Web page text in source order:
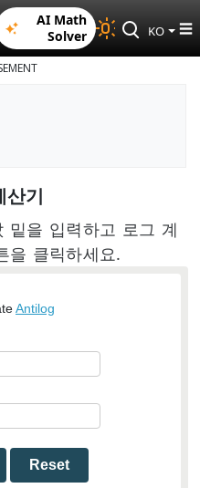
AI Math
Solver
KO ☰
산기
밑을 입력하고 로그 계
을 클릭하세요.
Antilog
Reset